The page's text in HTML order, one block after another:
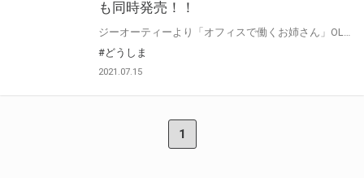
も同時発売！！
#どうしま
2021.07.15
1